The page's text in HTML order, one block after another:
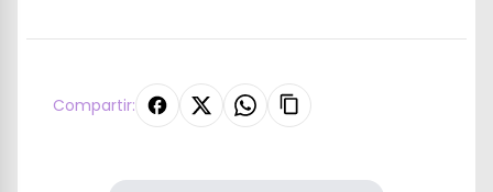
Compartir: